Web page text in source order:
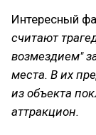
Интересный
считают
возмездием"
места. В их
из объекта
аттракцион.